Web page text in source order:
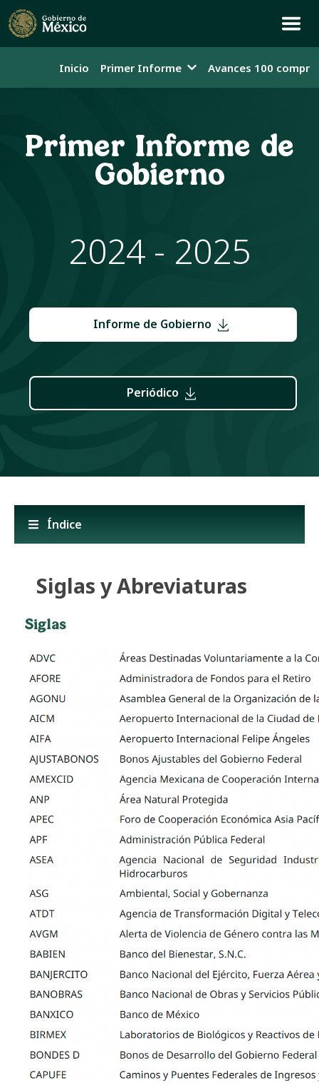
Inicio Primer Informe Avances 100
Primer Informe de
Gobierno
2024 - 2025
Informe de Gobierno
Periódico
Índice
Siglas y Abreviaturas
Siglas